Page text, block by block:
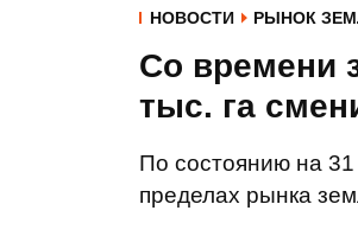
НОВОСТИ РЫНОК
Со времени
тыс. га
По состоянию на
пределах рынка